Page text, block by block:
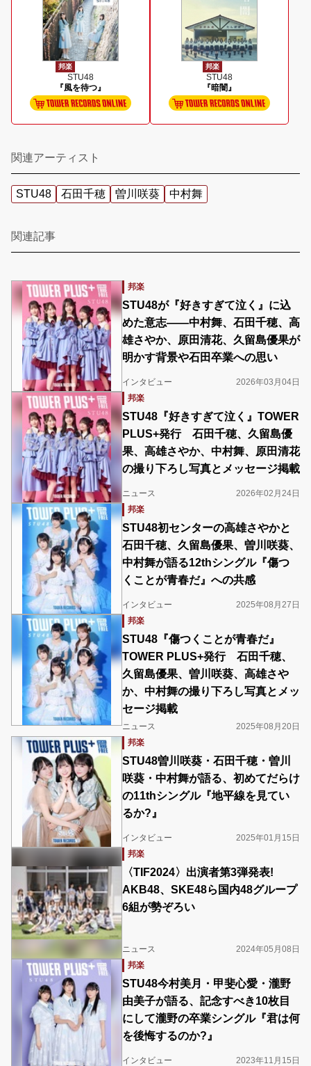
邦楽
STU48
『風を待つ』
邦楽
STU48
『暗闇』
関連アーティスト
STU48 石田千穂 曽川咲葵 中村舞
関連記事
邦楽
STU48が『好きすぎて泣く』に込
めた意志――中村舞、石田千穂、高
雄さやか、原田清花、久留島優果が
明かす背景や石田卒業への思い
インタビュー
2026年03月04日
邦楽
STU48『好きすぎて泣く』TOWER
PLUS+発行 石田千穂、久留島優
果、高雄さやか、中村舞、原田清花
の撮り下ろし写真とメッセージ掲載
ニュース
2026年02月24日
邦楽
STU48初センターの高雄さやかと
石田千穂、久留島優果、曽川咲葵、
中村舞が語る12thシングル『傷つ
くことが青春だ』への共感
インタビュー
2025年08月27日
邦楽
STU48『傷つくことが青春だ』
TOWER PLUS+発行 石田千穂、
久留島優果、曽川咲葵、高雄さや
か、中村舞の撮り下ろし写真とメッ
セージ掲載
ニュース
2025年08月20日
邦楽
STU48曽川咲葵・石田千穂・曽川
咲葵・中村舞が語る、初めてだらけ
の11thシングル『地平線を見てい
るか?』
インタビュー
2025年01月15日
邦楽
〈TIF2024〉出演者第3弾発表!
AKB48、SKE48ら国内48グループ
6組が勢ぞろい
ニュース
2024年05月08日
邦楽
STU48今村美月・甲斐心愛・瀧野
由美子が語る、記念すべき10枚目
にして瀧野の卒業シングル『君は何
を後悔するのか?』
インタビュー
2023年11月15日